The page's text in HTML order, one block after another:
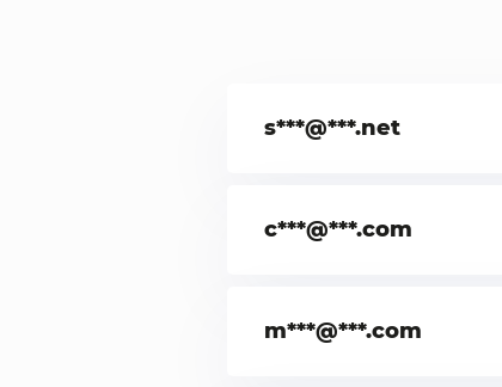
s***@***.net
c***@***.com
m***@***.com